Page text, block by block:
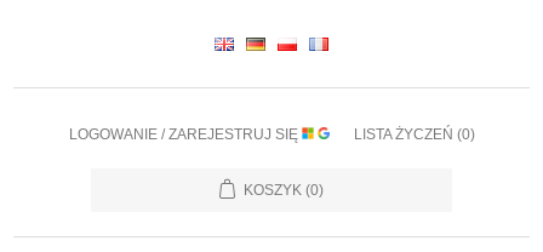
LOGOWANIE / ZAREJESTRUJ SIĘ LISTA ŻYCZEŃ (0)
KOSZYK (0)